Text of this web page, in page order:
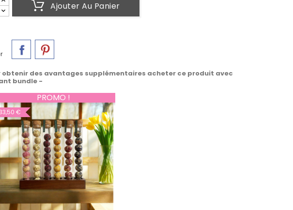
Ajouter Au Panier
obtenir des avantages supplémentaires acheter ce produit avec
bundle -
PROMO !
€